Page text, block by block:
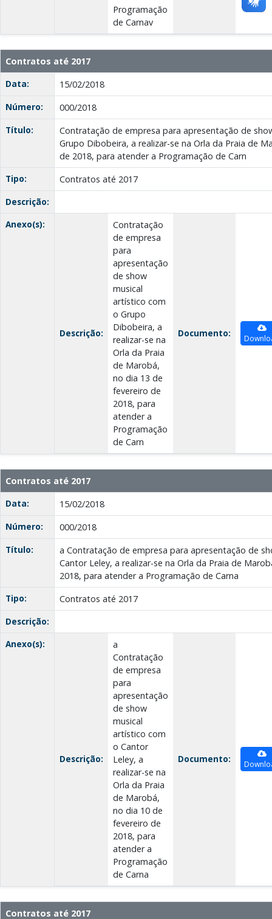
Programação
de Carnav
Contratos até 2017
Data:
15/02/2018
Número:
000/2018
Título:
Contratação de empresa para apresentação de
Grupo Dibobeira, a realizar-se na Orla da Praia de
de 2018, para atender a Programação de Carn
Tipo:
Contratos até 2017
Descrição:
Anexo(s):
Descrição:
Contratação
de empresa
para
apresentação
de show
musical
artístico com
o Grupo
Dibobeira, a
realizar-se na
Orla da Praia
de Marobá,
no dia 13 de
fevereiro de
2018, para
atender a
Programação
de Carn
Documento:
Contratos até 2017
Data:
15/02/2018
Número:
000/2018
Título:
a Contratação de empresa para apresentação de
Cantor Leley, a realizar-se na Orla da Praia de
2018, para atender a Programação de Carna
Tipo:
Contratos até 2017
Descrição:
Anexo(s):
Descrição:
a
Contratação
de empresa
para
apresentação
de show
musical
artístico com
o Cantor
Leley, a
realizar-se na
Orla da Praia
de Marobá,
no dia 10 de
fevereiro de
2018, para
atender a
Programação
de Carna
Documento:
Contratos até 2017